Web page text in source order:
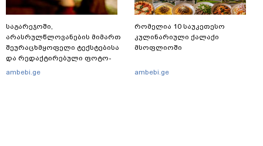
საგარეჯოში,
არასრულწლოვანების მიმართ
შეურაცხმყოფელი ტექსტებისა
და რედაქტირებული ფოტო-
ვიდეომასალის გავრცელების
ambebi.ge
რომელია 10 საუკეთესო
კულინარიული ქალაქი
მსოფლიოში
ambebi.ge